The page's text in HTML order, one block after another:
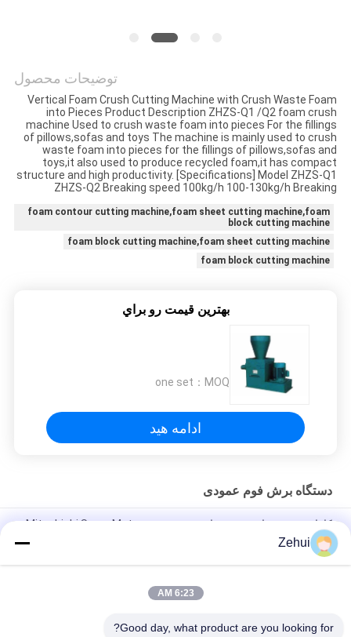
توضیحات محصول
Vertical Foam Crush Cutting Machine with Crush Waste Foam
into Pieces Product Description ZHZS-Q1 /Q2 foam crush
machine Used to crush waste foam into pieces For the fillings
of pillows,sofas and toys The machine is mainly used to crush
waste foam into pieces for the fillings of pillows,sofas and
toys,it also used to produce recycled foam,it has compact
structure and high productivity. [Specifications] Model ZHZS-Q1
ZHZS-Q2 Breaking speed 100kg/h 100-130kg/h Breaking
foam contour cutting machine,foam sheet cutting machine,foam
block cutting machine
foam block cutting machine,foam sheet cutting machine
foam block cutting machine
بهترين قيمت رو براي
MOQ：
one set
ادامه هید
دستگاه برش فوم عمودی
کارایی دستی ماشین برش اسفنج عمودی Mitsubishi Servo Motors
سیستم کنترل PLC
ماشین برش عمودی فوم الکتریکی با کنترل PLC برای پردازش EVA و
Zehui
6:23 AM
Good day, what product are you looking for?